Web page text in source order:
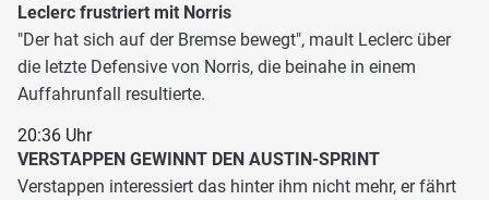
Leclerc frustriert mit Norris
"Der hat sich auf der Bremse bewegt", mault Leclerc über
die letzte Defensive von Norris, die beinahe in einem
Auffahrunfall resultierte.
20:36 Uhr
VERSTAPPEN GEWINNT DEN AUSTIN-SPRINT
Verstappen interessiert das hinter ihm nicht mehr, er fährt